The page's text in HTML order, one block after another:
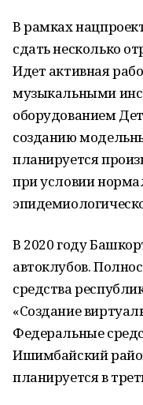
В рамках
сдать несколько
Идет активная
музыкальными
оборудованием
созданию
планируется
при условии
В 2020 году
автоклубов.
средства
«Создание
Федеральные
Ишимбайский
планируется в